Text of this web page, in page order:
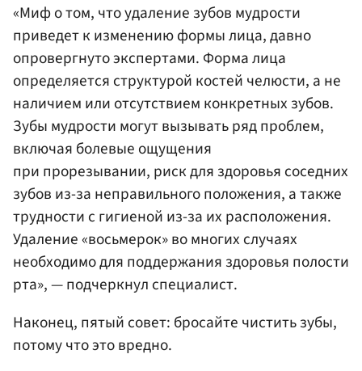
«Миф о том, что удаление зубов мудрости
приведет к изменению формы лица, давно
опровергнуто экспертами. Форма лица
определяется структурой костей челюсти, а не
наличием или отсутствием конкретных зубов.
Зубы мудрости могут вызывать ряд проблем,
включая болевые ощущения
при прорезывании, риск для здоровья соседних
зубов из-за неправильного положения, а также
трудности с гигиеной из-за их расположения.
Удаление «восьмерок» во многих случаях
необходимо для поддержания здоровья полости
рта», — подчеркнул специалист.
Наконец, пятый совет: бросайте чистить зубы,
потому что это вредно.